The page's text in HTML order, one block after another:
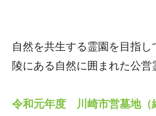
自然を共生する霊園を目指し
陵にある自然に囲まれた公営
令和元年度 川崎市営墓地（